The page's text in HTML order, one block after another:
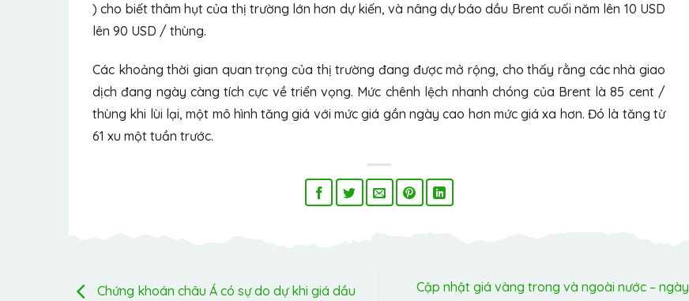
) cho biết thâm hụt của thị trường lớn hơn dự kiến, và nâng dự báo dầu Brent cuối năm lên 10 USD
lên 90 USD / thùng.
Các khoảng thời gian quan trọng của thị trường đang được mở rộng, cho thấy rằng các nhà giao
dịch đang ngày càng tích cực về triển vọng. Mức chênh lệch nhanh chóng của Brent là 85 cent /
thùng khi lùi lại, một mô hình tăng giá với mức giá gần ngày cao hơn mức giá xa hơn. Đó là tăng từ
61 xu một tuần trước.
Chứng khoán châu Á có sự do dự khi giá dầu
Cập nhật giá vàng trong và ngoài nước – ngày